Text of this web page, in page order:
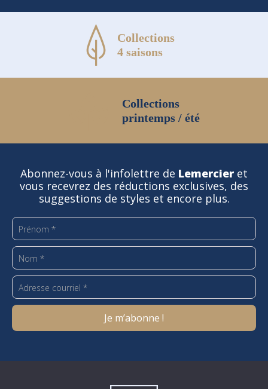
Collections
4 saisons
Collections
printemps / été
Abonnez-vous à l'infolettre de Lemercier et
vous recevrez des réductions exclusives, des
suggestions de styles et encore plus.